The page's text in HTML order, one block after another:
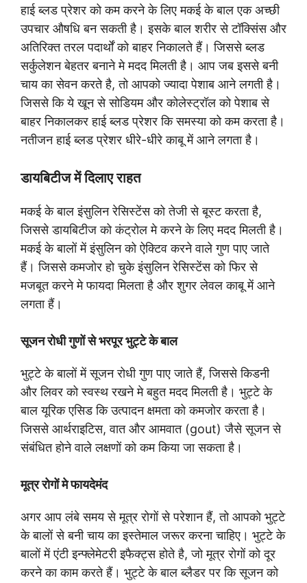
हाई ब्लड प्रेशर को कम करने के लिए मकई के बाल एक अच्छी
उपचार औषधि बन सकती है। इसके बाल शरीर से टॉक्सिंस और
अतिरिक्त तरल पदार्थों को बाहर निकालते हैं। जिससे ब्लड
सर्कुलेशन बेहतर बनाने मे मदद मिलती है। आप जब इससे बनी
चाय का सेवन करते है, तो आपको ज्यादा पेशाब आने लगती है।
जिससे कि ये खून से सोडियम और कोलेस्ट्रॉल को पेशाब से
बाहर निकालकर हाई ब्लड प्रेशर कि समस्या को कम करता है।
नतीजन हाई ब्लड प्रेशर धीरे-धीरे काबू में आने लगता है।
डायबिटीज में दिलाए राहत
मकई के बाल इंसुलिन रेसिस्टेंस को तेजी से बूस्ट करता है,
जिससे डायबिटीज को कंट्रोल मे करने के लिए मदद मिलती है।
मकई के बालों में इंसुलिन को ऐक्टिव करने वाले गुण पाए जाते
हैं। जिससे कमजोर हो चुके इंसुलिन रेसिस्टेंस को फिर से
मजबूत करने मे फायदा मिलता है और शुगर लेवल काबू में आने
लगता हैं।
सूजन रोधी गुणों से भरपूर भुट्टे के बाल
भुट्टे के बालों में सूजन रोधी गुण पाए जाते हैं, जिससे किडनी
और लिवर को स्वस्थ रखने मे बहुत मदद मिलती है। भुट्टे के
बाल यूरिक एसिड कि उत्पादन क्षमता को कमजोर करता है।
जिससे आर्थराइटिस, वात और आमवात (gout) जैसे सूजन से
संबंधित होने वाले लक्षणों को कम किया जा सकता है।
मूत्र रोगों मे फायदेमंद
अगर आप लंबे समय से मूत्र रोगों से परेशान हैं, तो आपको भुट्टे
के बालों से बनी चाय का इस्तेमाल जरूर करना चाहिए। भुट्टे के
बालों में एंटी इन्फ्लेमेटरी इफैक्ट्स होते है, जो मूत्र रोगों को दूर
करने का काम करते हैं। भुट्टे के बाल ब्लैडर पर कि सूजन को